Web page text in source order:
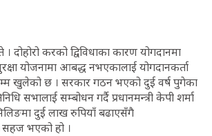
दोहोरो करको द्विविधाका कारण योगदानमा
योजनामा आबद्ध नभएकालाई योगदानकर्ता
खुलेको छ । सरकार गठन भएको दुई वर्ष पुगेका
सभालाई सम्बोधन गर्दै प्रधानमन्त्री केपी शर्मा
दुई लाख रुपियाँ बढाएसँगै
सहज भएको हो ।